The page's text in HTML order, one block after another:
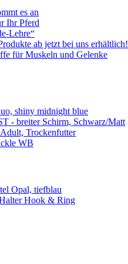
es an
Ihr Pferd
Lehre“
ab jetzt bei uns erhältlich!
für Muskeln und Gelenke
shiny midnight blue
- breiter Schirm, Schwarz/Matt
Trockenfutter
WB
Opal, tiefblau
Hook & Ring